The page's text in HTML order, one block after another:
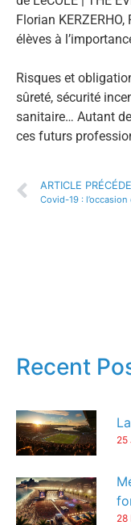
Florian
élèves à
Risques et
sûreté, sécurité
sanitaire… Autant
ces futurs
ARTICLE
Recent
25
28